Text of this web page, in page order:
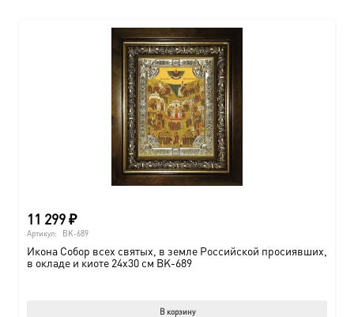
11 299₽
Артикул: BK-689
Икона Собор всех святых, в земле Российской просиявших,
в окладе и киоте 24х30 см BK-689
В корзину